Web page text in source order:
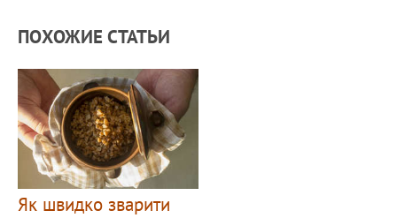
ПОХОЖИЕ СТАТЬИ
Як швидко зварити